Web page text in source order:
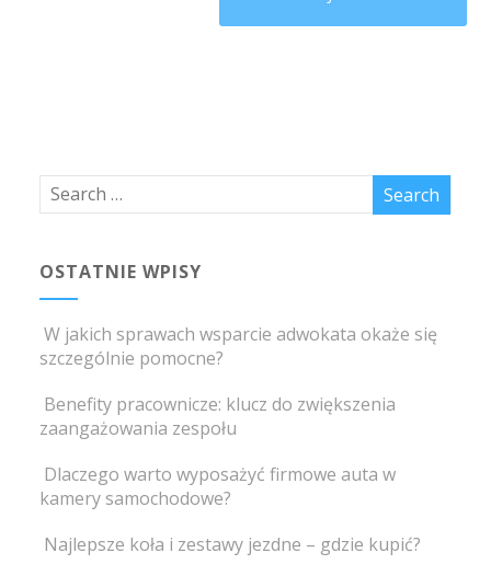
OSTATNIE WPISY
W jakich sprawach wsparcie adwokata okaże się
szczególnie pomocne?
Benefity pracownicze: klucz do zwiększenia
zaangażowania zespołu
Dlaczego warto wyposażyć firmowe auta w
kamery samochodowe?
Najlepsze koła i zestawy jezdne – gdzie kupić?